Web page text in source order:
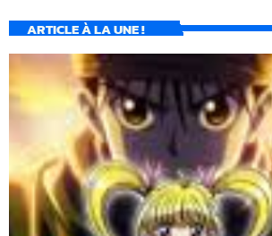
ARTICLE À LA UNE !